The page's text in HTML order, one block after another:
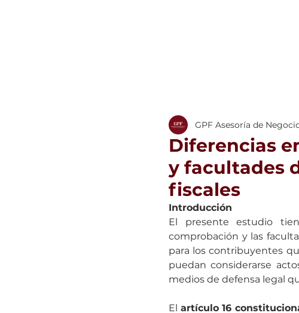
Diferencias
y facultades
fiscales
GPF Asesoría de
Introducción
El presente estudio
comprobación y las
para los contribuyentes
puedan considerarse
medios de defensa legal
El artículo 16